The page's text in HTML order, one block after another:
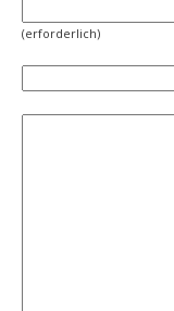
(erforderlich)